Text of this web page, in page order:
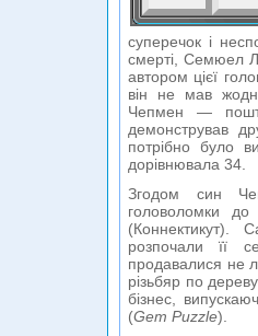
суперечок і
смерті, Семюел
автором цієї
він не мав
Чепмен —
демонстрував
потрібно було
дорівнювала 34.
Згодом син
головоломки
(Коннектикут).
розпочали її
продавалися не
різьбяр по
бізнес,
(Gem Puzzle).